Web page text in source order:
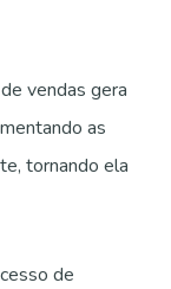
vendas gera
as
tornando ela
de